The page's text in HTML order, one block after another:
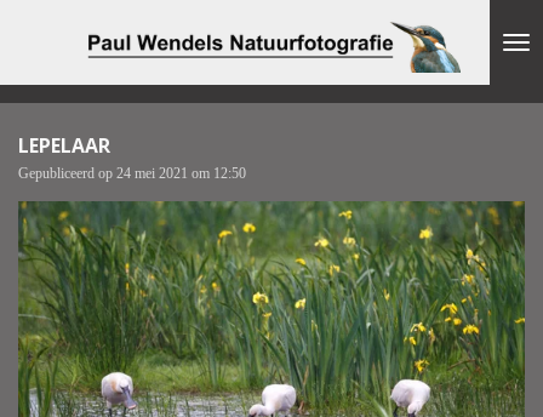
de
LEPELAAR
Gepubliceerd op 24 mei 2021 om 12:50